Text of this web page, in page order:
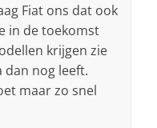
Fiat ons dat ook
in de toekomst
krijgen zie
dan nog leeft.
maar zo snel